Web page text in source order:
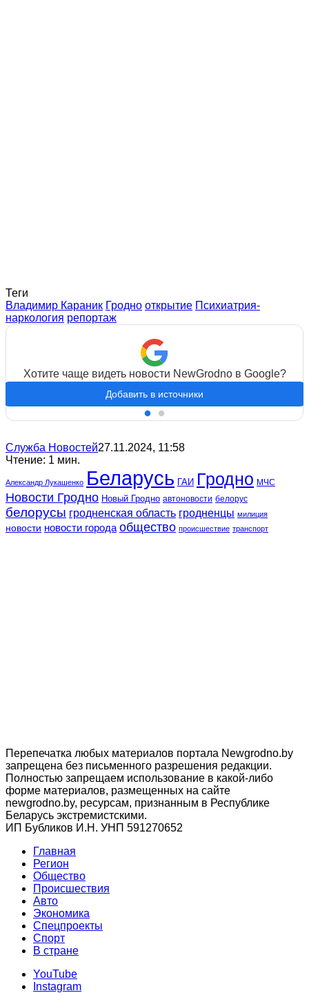
Теги
Владимир Караник Гродно открытие Психиатрия-
наркология репортаж
Хотите чаще видеть новости NewGrodno в Google?
Добавить в источники
Служба Новостей27.11.2024, 11:58
Чтение: 1 мин.
Александр Лукашенко Беларусь ГАИ Гродно МЧС
Новости Гродно Новый Гродно автоновости белорус
белорусы гродненская область гродненцы милиция
новости новости города общество происшествие транспорт
Перепечатка любых материалов портала Newgrodno.by
запрещена без письменного разрешения редакции.
Полностью запрещаем использование в какой-либо
форме материалов, размещенных на сайте
newgrodno.by, ресурсам, признанным в Республике
Беларусь экстремистскими.
ИП Бубликов И.Н. УНП 591270652
Главная
Регион
Общество
Происшествия
Авто
Экономика
Спецпроекты
Cпорт
В стране
YouTube
Instagram